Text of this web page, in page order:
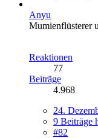
Anyu
Mumienflüsterer
Reaktionen
77
Beiträge
4.968
24.
9 Beiträge
#82